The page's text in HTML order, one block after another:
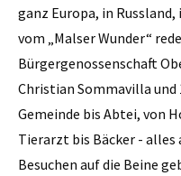
ganz Europa, in
vom „Malser Wunder“
Bürgergenossenschaft
Christian Sommavilla und
Gemeinde bis Abtei, von
Tierarzt bis Bäcker - alles
Besuchen auf die Beine